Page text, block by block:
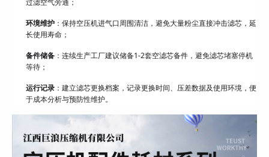
环境维护：保持空压机进气口周围清洁，避免大量粉尘直接冲击滤芯，延
长使用寿命；
备件储备：连续生产工厂建议储备1-2套空滤芯备件，避免滤芯堵塞停机
等待；
运行记录：建立滤芯更换档案，记录更换时间、压差数据及使用环境，便
于成本分析与预防性维护。